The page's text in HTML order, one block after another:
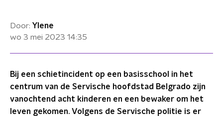
Door: Ylene
wo 3 mei 2023 14:35
Bij een schietincident op een basisschool in het
centrum van de Servische hoofdstad Belgrado zijn
vanochtend acht kinderen en een bewaker om het
leven gekomen. Volgens de Servische politie is er